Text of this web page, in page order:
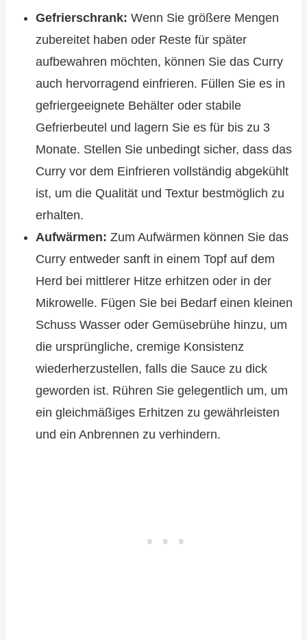
Gefrierschrank: Wenn Sie größere Mengen
zubereitet haben oder Reste für später
aufbewahren möchten, können Sie das Curry
auch hervorragend einfrieren. Füllen Sie es in
gefriergeeignete Behälter oder stabile
Gefrierbeutel und lagern Sie es für bis zu 3
Monate. Stellen Sie unbedingt sicher, dass das
Curry vor dem Einfrieren vollständig abgekühlt
ist, um die Qualität und Textur bestmöglich zu
erhalten.
Aufwärmen: Zum Aufwärmen können Sie das
Curry entweder sanft in einem Topf auf dem
Herd bei mittlerer Hitze erhitzen oder in der
Mikrowelle. Fügen Sie bei Bedarf einen kleinen
Schuss Wasser oder Gemüsebrühe hinzu, um
die ursprüngliche, cremige Konsistenz
wiederherzustellen, falls die Sauce zu dick
geworden ist. Rühren Sie gelegentlich um, um
ein gleichmäßiges Erhitzen zu gewährleisten
und ein Anbrennen zu verhindern.